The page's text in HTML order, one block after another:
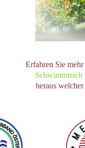
Erfahren Sie
Schwimmteich
heraus